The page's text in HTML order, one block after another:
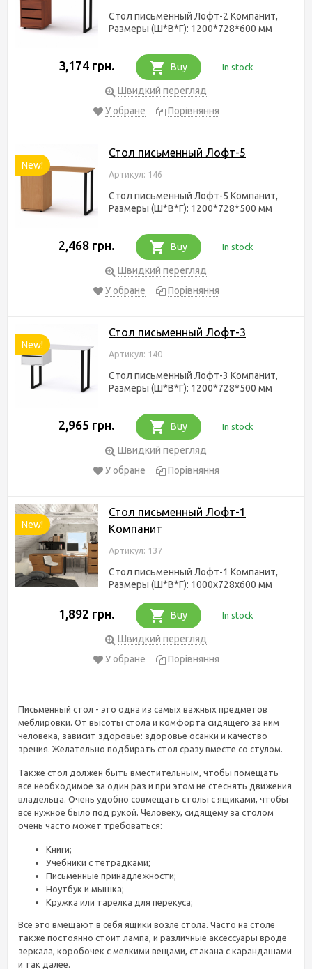
Стол письменный Лофт-2 Компанит,
Размеры (Ш*В*Г): 1200*728*600 мм
3,174 грн. Buy In stock
Швидкий перегляд
У обране
Порівняння
New!
Стол письменный Лофт-5
Артикул: 146
Стол письменный Лофт-5 Компанит,
Размеры (Ш*В*Г): 1200*728*500 мм
2,468 грн. Buy In stock
Швидкий перегляд
У обране
Порівняння
New!
Стол письменный Лофт-3
Артикул: 140
Стол письменный Лофт-3 Компанит,
Размеры (Ш*В*Г): 1200*728*500 мм
2,965 грн. Buy In stock
Швидкий перегляд
У обране
Порівняння
New!
Стол письменный Лофт-1
Компанит
Артикул: 137
Стол письменный Лофт-1 Компанит,
Размеры (Ш*В*Г): 1000х728х600 мм
1,892 грн. Buy In stock
Швидкий перегляд
У обране
Порівняння
Письменный стол - это одна из самых важных предметов
меблировки. От высоты стола и комфорта сидящего за ним
человека, зависит здоровье: здоровье осанки и качество
зрения. Желательно подбирать стол сразу вместе со стулом.
Также стол должен быть вместительным, чтобы помещать
все необходимое за один раз и при этом не стеснять движения
владельца. Очень удобно совмещать столы с ящиками, чтобы
все нужное было под рукой. Человеку, сидящему за столом
очень часто может требоваться:
Книги;
Учебники с тетрадками;
Письменные принадлежности;
Ноутбук и мышка;
Кружка или тарелка для перекуса;
Все это вмещают в себя ящики возле стола. Часто на столе
также постоянно стоит лампа, и различные аксессуары вроде
зеркала, коробочек с мелкими вещами, стакана с карандашами
и так далее.